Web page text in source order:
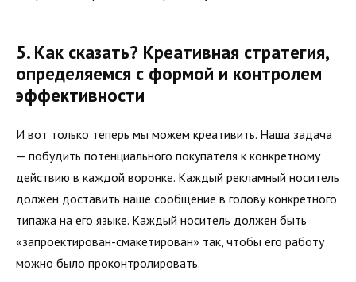
5. Как сказать? Креативная стратегия,
определяемся с формой и контролем
эффективности
И вот только теперь мы можем креативить. Наша задача
— побудить потенциального покупателя к конкретному
действию в каждой воронке. Каждый рекламный носитель
должен доставить наше сообщение в голову конкретного
типажа на его языке. Каждый носитель должен быть
«запроектирован-смакетирован» так, чтобы его работу
можно было проконтролировать.